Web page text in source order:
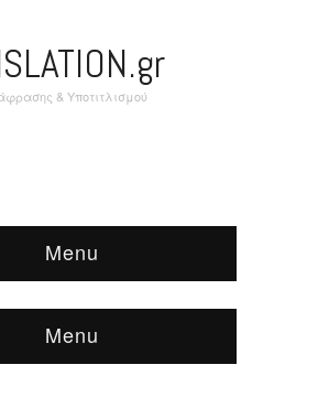
& Υποτιτλισμού
Menu
Menu